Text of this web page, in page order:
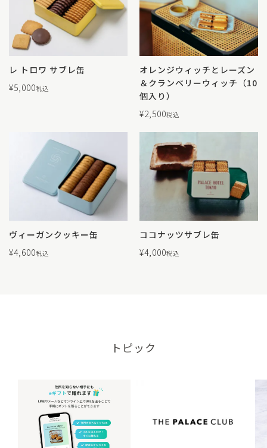
レ トロワ サブレ缶
¥5,000税込
オレンジウィッチとレーズン
＆クランベリーウィッチ（10
個入り）
¥2,500税込
ヴィーガンクッキー缶
¥4,600税込
ココナッツサブレ缶
¥4,000税込
トピック